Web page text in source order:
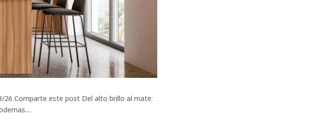
26 Comparte este post Del alto brillo al mate: